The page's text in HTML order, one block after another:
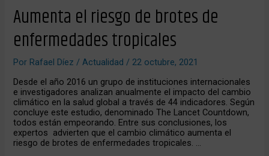
Aumenta el riesgo de brotes de
enfermedades tropicales
Por Rafael Díez/Actualidad / 22 octubre, 2021
Desde el año 2016 un grupo de instituciones internacionales
e investigadores analizan anualmente el impacto del cambio
climático en la salud global a través de 44 indicadores. Según
concluye este estudio, denominado The Lancet Countdown,
todos están empeorando. Entre sus conclusiones, los
expertos advierten que el cambio climático aumenta el
riesgo de brotes de enfermedades tropicales. …